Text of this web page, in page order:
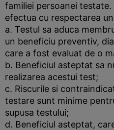
familiei persoanei
efectua cu respectarea
a. Testul sa aduca
un beneficiu preventiv,
care a fost evaluat de o
b. Beneficiul asteptat sa
realizarea acestui test;
c. Riscurile si
testare sunt minime
supusa testului;
d. Beneficiul asteptat,